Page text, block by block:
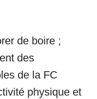
de boire ;
des
de la FC
physique et